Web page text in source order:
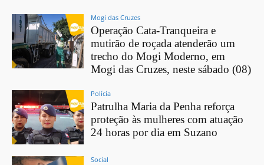
Mogi das Cruzes
Operação Cata-Tranqueira e
mutirão de roçada atenderão um
trecho do Mogi Moderno, em
Mogi das Cruzes, neste sábado (08)
Polícia
Patrulha Maria da Penha reforça
proteção às mulheres com atuação
24 horas por dia em Suzano
Social